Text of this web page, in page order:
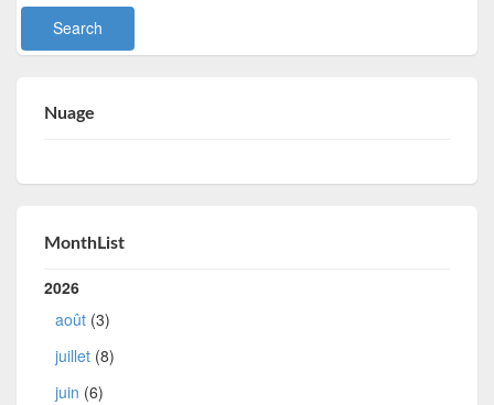
Nuage
MonthList
2026
août (3)
juillet (8)
juin (6)